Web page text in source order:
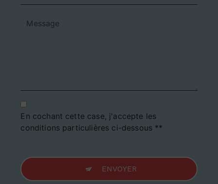
En cochant cette case, j'accepte les
conditions particulières ci-dessous **
ENVOYER